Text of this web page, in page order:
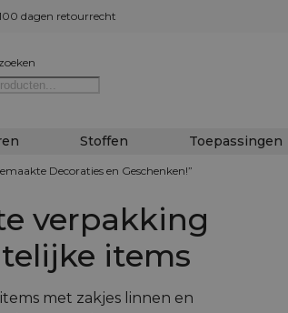
dagen retourrecht
Stoffen Toepassingen
Decoraties en Geschenken!”
verpakking
items
met zakjes linnen en